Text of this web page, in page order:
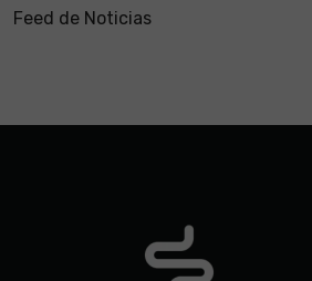
Feed de Noticias